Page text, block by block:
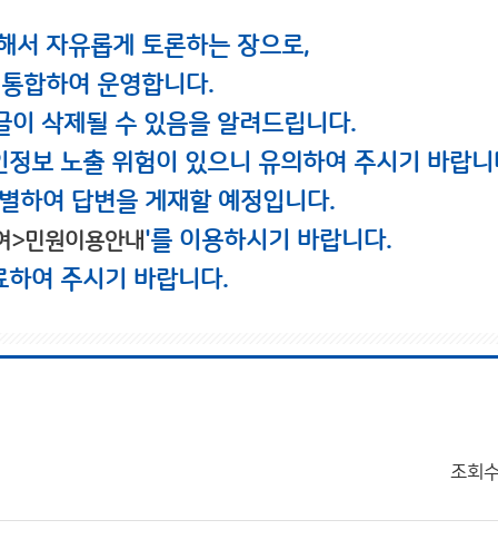
서 자유롭게 토론하는 장으로,
합하여 운영합니다.
삭제될 수 있음을 알려드립니다.
보 노출 위험이 있으니 유의하여 주시기 바랍니
하여 답변을 게재할 예정입니다.
>민원이용안내'를 이용하시기 바랍니다.
여 주시기 바랍니다.
조회